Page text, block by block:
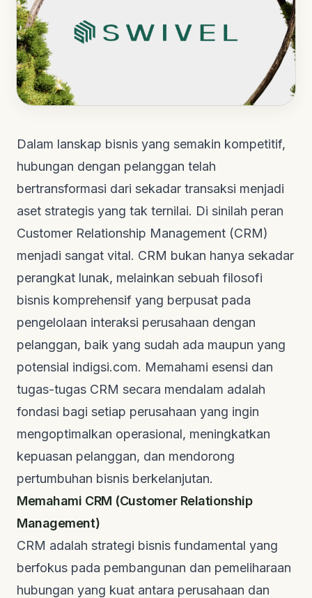
Dalam lanskap bisnis yang semakin kompetitif,
hubungan dengan pelanggan telah
bertransformasi dari sekadar transaksi menjadi
aset strategis yang tak ternilai. Di sinilah peran
Customer Relationship Management (CRM)
menjadi sangat vital. CRM bukan hanya sekadar
perangkat lunak, melainkan sebuah filosofi
bisnis komprehensif yang berpusat pada
pengelolaan interaksi perusahaan dengan
pelanggan, baik yang sudah ada maupun yang
potensial indigsi.com. Memahami esensi dan
tugas-tugas CRM secara mendalam adalah
fondasi bagi setiap perusahaan yang ingin
mengoptimalkan operasional, meningkatkan
kepuasan pelanggan, dan mendorong
pertumbuhan bisnis berkelanjutan.
Memahami CRM (Customer Relationship
Management)
CRM adalah strategi bisnis fundamental yang
berfokus pada pembangunan dan pemeliharaan
hubungan yang kuat antara perusahaan dan